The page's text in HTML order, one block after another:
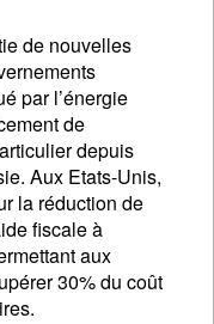
de nouvelles
par l’énergie
de
depuis
Aux Etats-Unis,
la réduction de
fiscale à
aux
30% du coût